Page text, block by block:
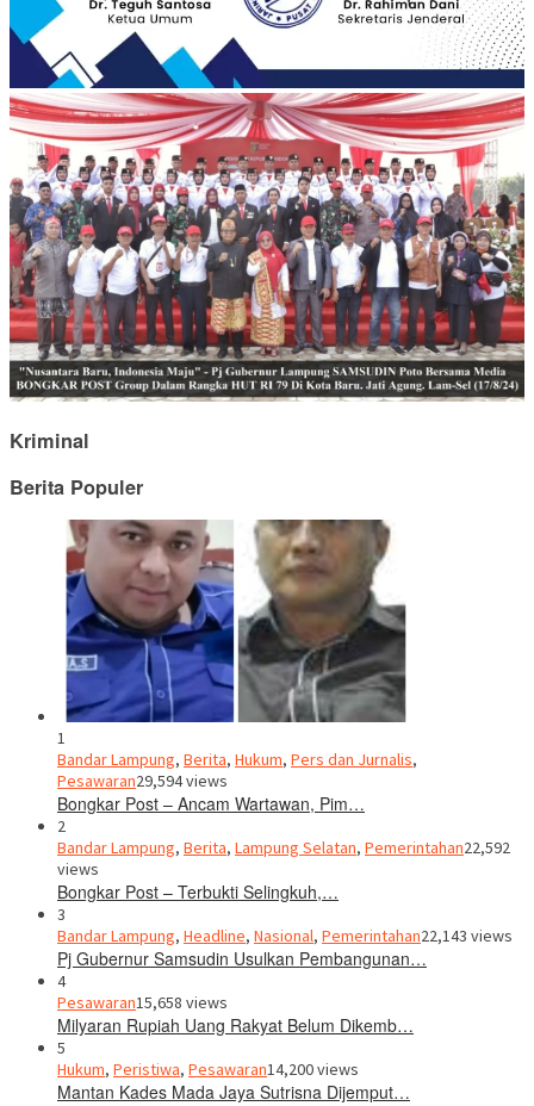
Kriminal
Berita Populer
1
Bandar Lampung, Berita, Hukum, Pers dan Jurnalis,
Pesawaran29,594 views
Bongkar Post – Ancam Wartawan, Pim…
2
Bandar Lampung, Berita, Lampung Selatan, Pemerintahan22,592
views
Bongkar Post – Terbukti Selingkuh,…
3
Bandar Lampung, Headline, Nasional, Pemerintahan22,143 views
Pj Gubernur Samsudin Usulkan Pembangunan…
4
Pesawaran15,658 views
Milyaran Rupiah Uang Rakyat Belum Dikemb…
5
Hukum, Peristiwa, Pesawaran14,200 views
Mantan Kades Mada Jaya Sutrisna Dijemput…